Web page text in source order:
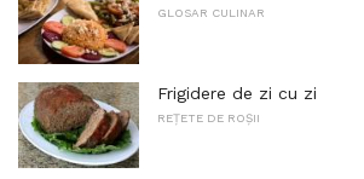
GLOSAR CULINAR
Frigidere de zi cu zi
REȚETE DE ROȘII